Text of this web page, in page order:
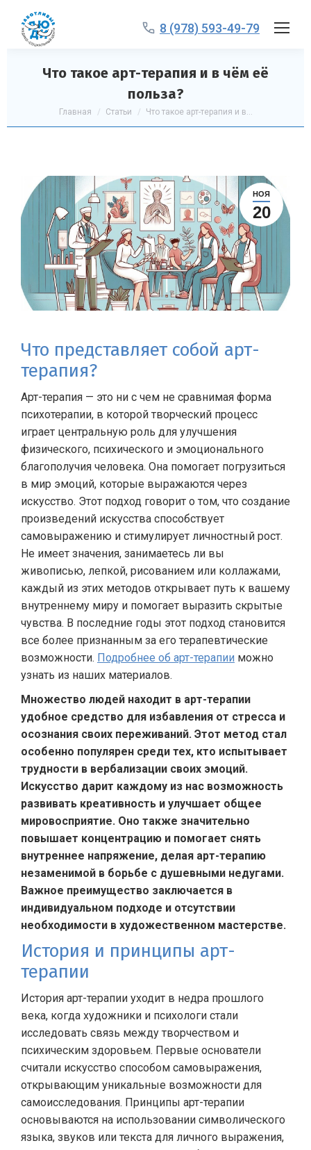
8 (978) 593-49-79
Что такое арт-терапия и в чём её
польза?
Вы здесь:
Главная Статьи Что такое арт-терапия и в…
НОЯ
20
Что представляет собой арт-
терапия?
Арт-терапия — это ни с чем не сравнимая форма
психотерапии, в которой творческий процесс
играет центральную роль для улучшения
физического, психического и эмоционального
благополучия человека. Она помогает погрузиться
в мир эмоций, которые выражаются через
искусство. Этот подход говорит о том, что создание
произведений искусства способствует
самовыражению и стимулирует личностный рост.
Не имеет значения, занимаетесь ли вы
живописью, лепкой, рисованием или коллажами,
каждый из этих методов открывает путь к вашему
внутреннему миру и помогает выразить скрытые
чувства. В последние годы этот подход становится
все более признанным за его терапевтические
возможности. Подробнее об арт-терапии можно
узнать из наших материалов.
Множество людей находит в арт-терапии
удобное средство для избавления от стресса и
осознания своих переживаний. Этот метод стал
особенно популярен среди тех, кто испытывает
трудности в вербализации своих эмоций.
Искусство дарит каждому из нас возможность
развивать креативность и улучшает общее
мировосприятие. Оно также значительно
повышает концентрацию и помогает снять
внутреннее напряжение, делая арт-терапию
незаменимой в борьбе с душевными недугами.
Важное преимущество заключается в
индивидуальном подходе и отсутствии
необходимости в художественном мастерстве.
История и принципы арт-
терапии
История арт-терапии уходит в недра прошлого
века, когда художники и психологи стали
исследовать связь между творчеством и
психическим здоровьем. Первые основатели
считали искусство способом самовыражения,
открывающим уникальные возможности для
самоисследования. Принципы арт-терапии
основываются на использовании символического
языка, звуков или текста для личного выражения,